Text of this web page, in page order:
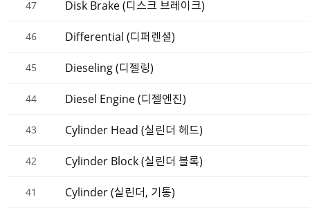
47 Disk Brake (디스크 브레이크)
46 Differential (디퍼렌셜)
45 Dieseling (디젤링)
44 Diesel Engine (디젤엔진)
43 Cylinder Head (실린더 헤드)
42 Cylinder Block (실린더 블록)
41 Cylinder (실린더, 기통)